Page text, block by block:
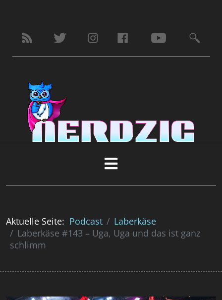
Aktuelle Seite: Podcast
Laberkäse
Laberkäse #143 – Uga, Uga und das ist ganz
schlimm